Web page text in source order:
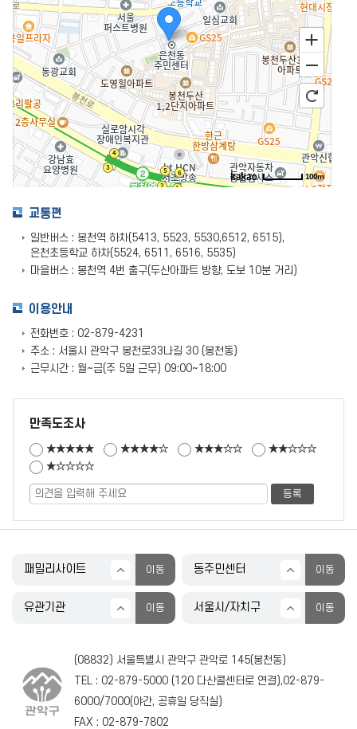
100m
교통편
일반버스 : 봉천역 하차(5413, 5523, 5530,6512, 6515),
은천초등학교 하차(5524, 6511, 6516, 5535)
마을버스 : 봉천역 4번 출구(두산아파트 방향, 도보 10분 거리)
이용안내
전화번호 : 02-879-4231
주소 : 서울시 관악구 봉천로33나길 30 (봉천동)
근무시간 : 월~금(주 5일 근무) 09:00~18:00
만족도조사
★★★★★ ★★★★☆ ★★★☆☆
★★☆☆☆
★☆☆☆☆
(08832) 서울특별시 관악구 관악로 145(봉천동)
TEL : 02-879-5000(120다산콜센터로 연결),02-879-
6000/ 7000(야간, 공휴일 당직실)
FAX : 02-879-7802